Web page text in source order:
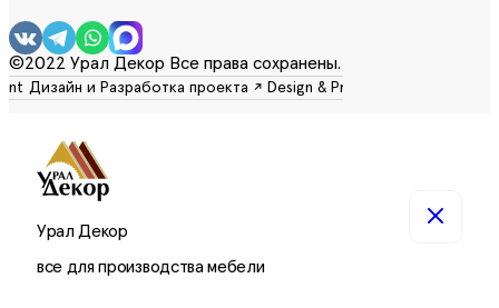
©2022 Урал Декор Все права сохранены.
Урал Декор
все для производства мебели